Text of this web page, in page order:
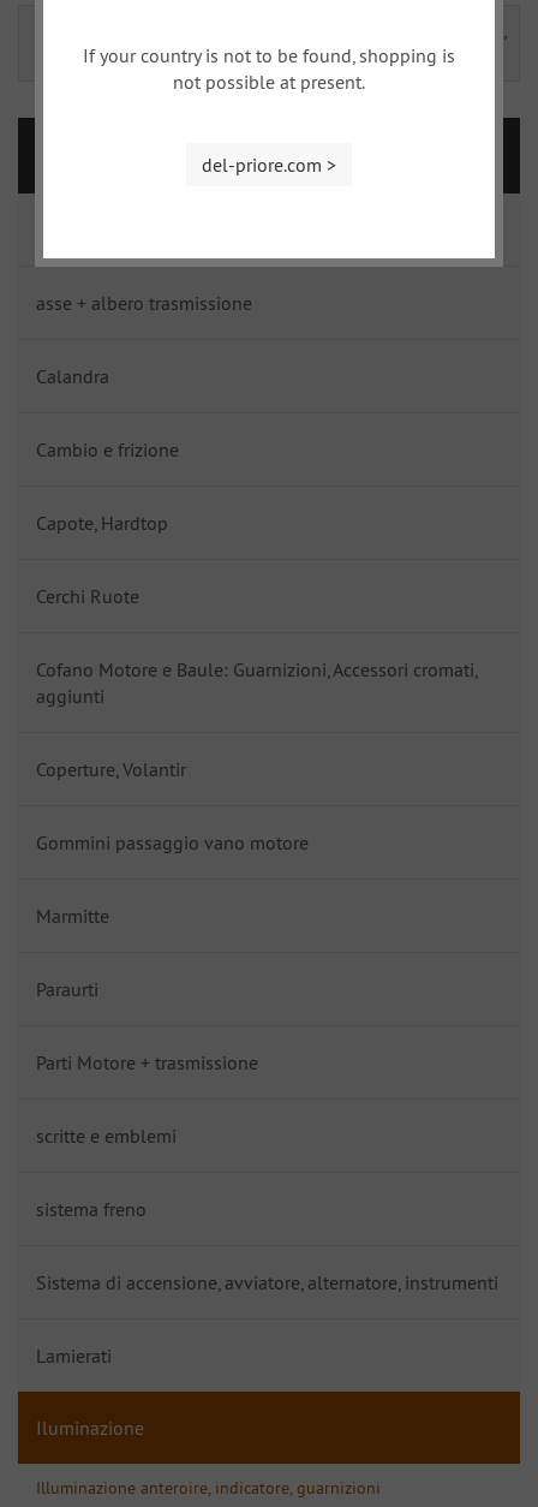
indicatore, guarnizioni
Illuminazione posteriore,
allegati
asse + albero trasmissione
Calandra
Cambio e frizione
Capote, Hardtop
Cerchi Ruote
Cofano Motore e Baule: Guarnizioni, Accessori cromati,
aggiunti
Coperture, Volantir
Gommini passaggio vano motore
Marmitte
Paraurti
Parti Motore + trasmissione
scritte e emblemi
sistema freno
Sistema di accensione, avviatore, alternatore, instrumenti
Lamierati
Iluminazione
Illuminazione anteroire, indicatore, guarnizioni
If your country is not to be found, shopping is
not possible at present.
del-priore.com >